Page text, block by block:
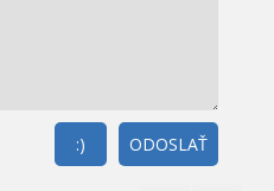
ODOSLAŤ
:)